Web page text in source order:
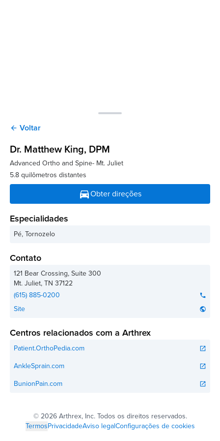
arrow_back Voltar
Dr. Matthew King, DPM
Advanced Ortho and Spine- Mt. Juliet
5.8 quilômetros distantes
directions_carObter direções
Especialidades
Pé, Tornozelo
Contato
121 Bear Crossing, Suite 300
Mt. Juliet,TN 37122
(615) 885-0200
phone
Site public
Centros relacionados com a Arthrex
Patient.OrthoPedia.com open_in_new
AnkleSprain.com open_in_new
BunionPain.com open_in_new
© 2026 Arthrex, Inc. Todos os direitos reservados.
TermosPrivacidadeAviso legalConfigurações de cookies